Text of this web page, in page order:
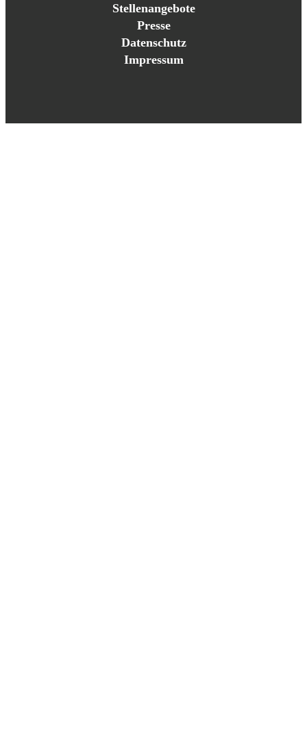
Stellenangebote
Presse
Datenschutz
Impressum